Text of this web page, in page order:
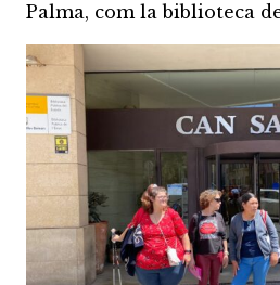
Palma, com la biblioteca